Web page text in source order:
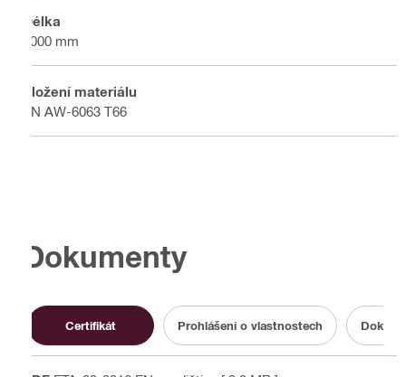
Délka
6000 mm
Složení materiálu
EN AW-6063 T66
Dokumenty
Certifikát Prohlášení o vlastnostech